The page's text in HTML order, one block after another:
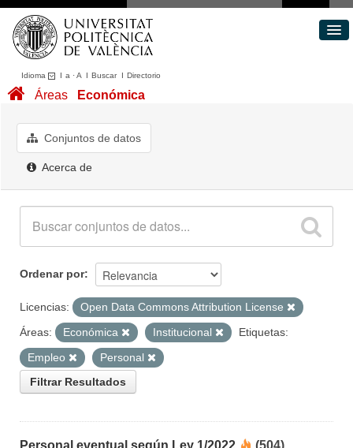
Idioma I a ·A I BuscarI Directorio
Conjuntos de datos
Acerca de
Áreas Económica
Conjuntos de datos
Acerca de
Ordenar por
Licencias:
Open Data Commons Attribution License
Áreas:
Económica Institucional
Etiquetas:
Empleo
Personal
Filtrar Resultados